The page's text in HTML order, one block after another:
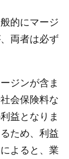
的にマージ
両者は必ず
ジンが含ま
会保険料な
益となりま
ため、利益
よると、業